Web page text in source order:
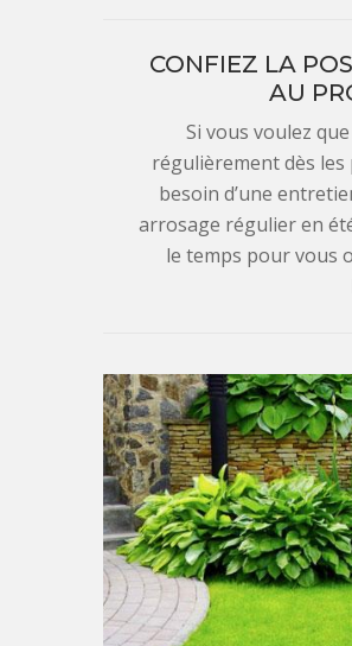
CONFIEZ LA
AU
Si vous voulez
régulièrement dès
besoin d’une
arrosage régulier en
le temps pour vous